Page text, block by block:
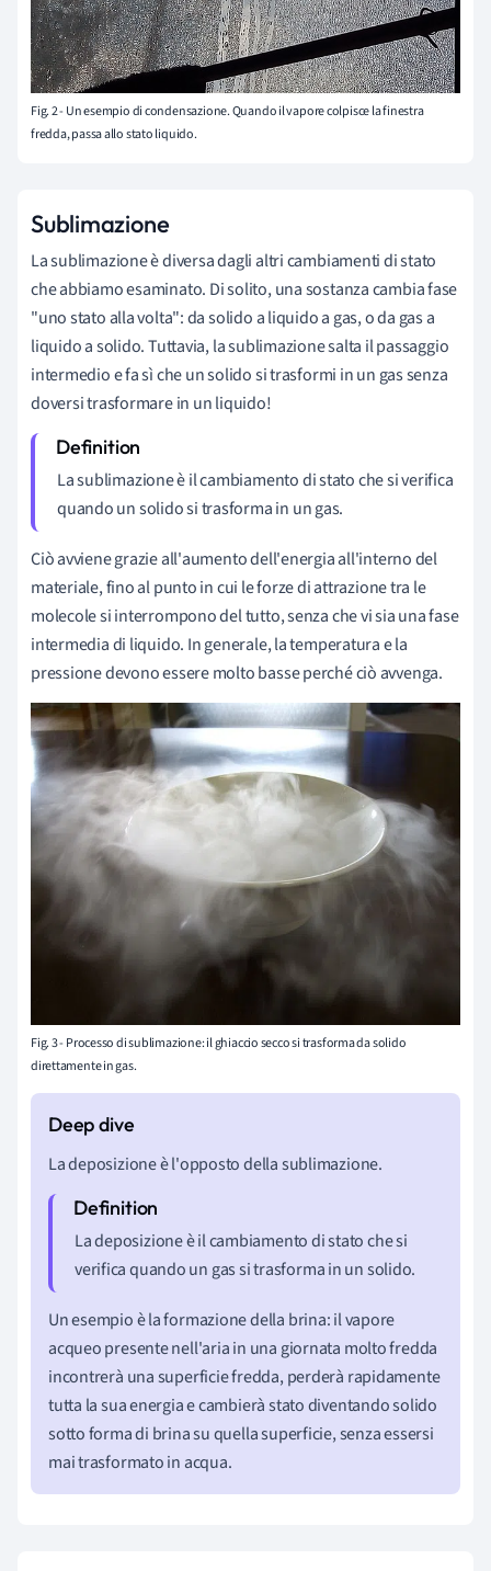
Fig. 2 - Un esempio di condensazione. Quando il vapore colpisce la finestra
fredda, passa allo stato liquido.
Sublimazione
La sublimazione è diversa dagli altri cambiamenti di stato
che abbiamo esaminato. Di solito, una sostanza cambia fase
"uno stato alla volta": da solido a liquido a gas, o da gas a
liquido a solido. Tuttavia, la sublimazione salta il passaggio
intermedio e fa sì che un solido si trasformi in un gas senza
doversi trasformare in un liquido!
La sublimazione è il cambiamento di stato che si verifica
quando un solido si trasforma in un gas.
Ciò avviene grazie all'aumento dell'energia all'interno del
materiale, fino al punto in cui le forze di attrazione tra le
molecole si interrompono del tutto, senza che vi sia una fase
intermedia di liquido. In generale, la temperatura e la
pressione devono essere molto basse perché ciò avvenga.
Fig. 3 - Processo di sublimazione: il ghiaccio secco si trasforma da solido
direttamente in gas.
La deposizione è l'opposto della sublimazione.
La deposizione è il cambiamento di stato che si
verifica quando un gas si trasforma in un solido.
Un esempio è la formazione della brina: il vapore
acqueo presente nell'aria in una giornata molto fredda
incontrerà una superficie fredda, perderà rapidamente
tutta la sua energia e cambierà stato diventando solido
sotto forma di brina su quella superficie, senza essersi
mai trasformato in acqua.